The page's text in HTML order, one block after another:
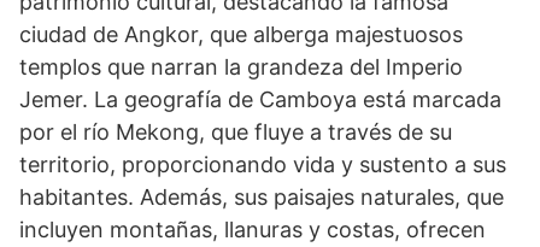
ciudad de Angkor, que alberga majestuosos
templos que narran la grandeza del Imperio
Jemer. La geografía de Camboya está marcada
por el río Mekong, que fluye a través de su
territorio, proporcionando vida y sustento a sus
habitantes. Además, sus paisajes naturales, que
incluyen montañas, llanuras y costas, ofrecen